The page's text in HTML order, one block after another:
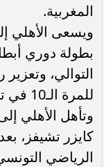
المغربية.
ويسعى الأهلي
بطولة دوري
التوالي،
للمرة الـ10 في تاريخه.
وتأهل الأهلي
كايزر تشيفز،